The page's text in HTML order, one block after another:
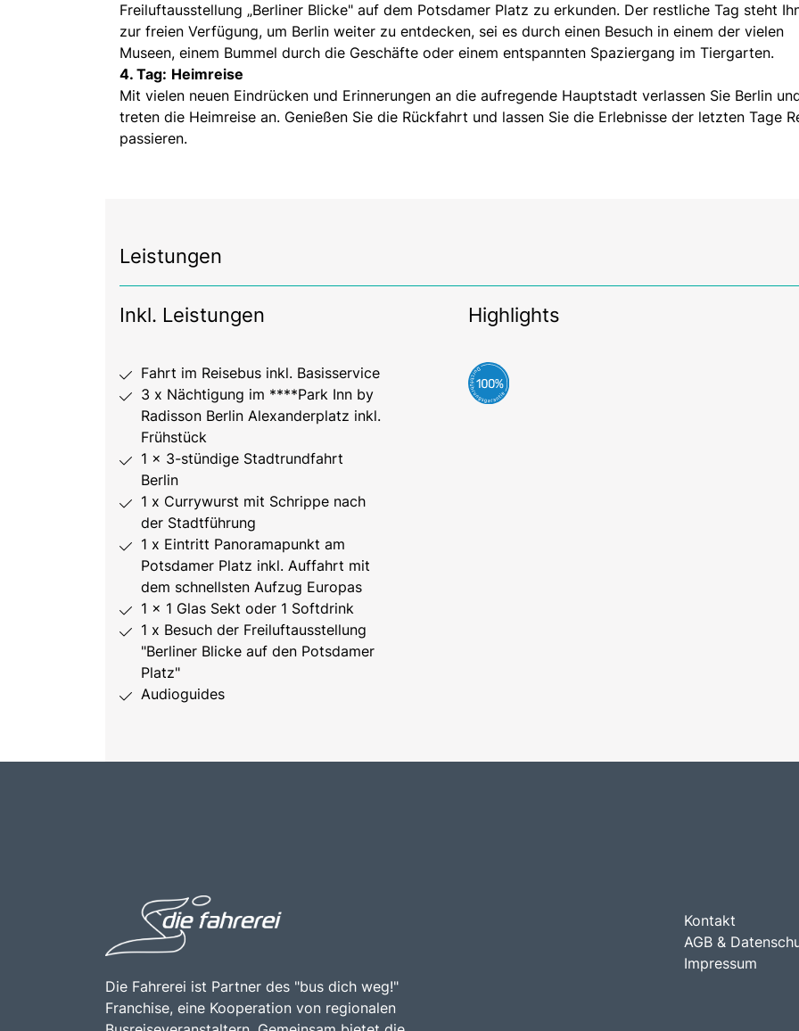
Freiluftausstellung „Berliner Blicke" auf dem Potsdamer Platz zu erkunden. Der restliche Tag steht
zur freien Verfügung, um Berlin weiter zu entdecken, sei es durch einen Besuch in einem der vielen
Museen, einem Bummel durch die Geschäfte oder einem entspannten Spaziergang im Tiergarten.
4. Tag: Heimreise
Mit vielen neuen Eindrücken und Erinnerungen an die aufregende Hauptstadt verlassen Sie Berlin
treten die Heimreise an. Genießen Sie die Rückfahrt und lassen Sie die Erlebnisse der letzten Tage
passieren.
Leistungen
Inkl. Leistungen
Fahrt im Reisebus inkl. Basisservice
3 x Nächtigung im ****Park Inn by
Radisson Berlin Alexanderplatz inkl.
Frühstück
1 x 3-stündige Stadtrundfahrt
Berlin
1 x Currywurst mit Schrippe nach
der Stadtführung
1 x Eintritt Panoramapunkt am
Potsdamer Platz inkl. Auffahrt mit
dem schnellsten Aufzug Europas
1 x 1 Glas Sekt oder 1 Softdrink
1 x Besuch der Freiluftausstellung
"Berliner Blicke auf den Potsdamer
Platz"
Audioguides
Highlights
Die Fahrerei ist Partner des "bus dich weg!"
Franchise, eine Kooperation von regionalen
Kontakt
AGB &
Impressum